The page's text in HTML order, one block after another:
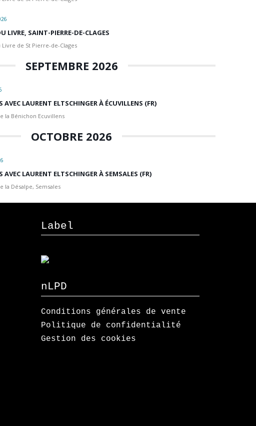
LIVRE, SAINT-PIERRE-DE-CLAGES
Livre de St Pierre-de-Clages
SEPTEMBRE 2026
AVEC LAURENT ELTSCHINGER À ÉCUVILLENS (FR)
la Bénichon Ecuvillens
OCTOBRE 2026
AVEC LAURENT ELTSCHINGER À SEMSALES (FR)
la Désalpe, Semsales
Label
nLPD
Conditions générales de vente
Politique de confidentialité
Gestion des cookies